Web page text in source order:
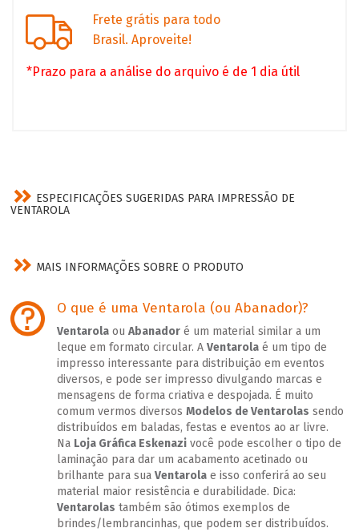
Frete grátis para todo
Brasil. Aproveite!
*Prazo para a análise do arquivo é de 1 dia útil
ESPECIFICAÇÕES SUGERIDAS PARA IMPRESSÃO DE
VENTAROLA
MAIS INFORMAÇÕES SOBRE O PRODUTO
O que é uma Ventarola (ou Abanador)?
Ventarolaou Abanadoré um material similar a um
leque em formato circular. A Ventarolaé um tipo de
impresso interessante para distribuição em eventos
diversos, e pode ser impresso divulgando marcas e
mensagens de forma criativa e despojada. É muito
comum vermos diversos Modelos de Ventarolas sendo
distribuídos em baladas, festas e eventos ao ar livre.
Na Loja Gráfica Eskenazivocê pode escolher o tipo de
laminação para dar um acabamento acetinado ou
brilhante para sua Ventarolae isso conferirá ao seu
material maior resistência e durabilidade. Dica:
Ventarolas também são ótimos exemplos de
brindes/lembrancinhas, que podem ser distribuídos.